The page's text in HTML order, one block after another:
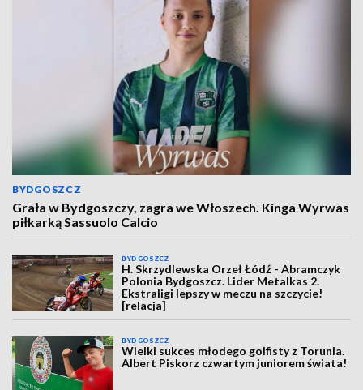
BYDGOSZCZ
Grała w Bydgoszczy, zagra we Włoszech. Kinga Wyrwas
piłkarką Sassuolo Calcio
BYDGOSZCZ
H. Skrzydlewska Orzeł Łódź - Abramczyk
Polonia Bydgoszcz. Lider Metalkas 2.
Ekstraligi lepszy w meczu na szczycie!
[relacja]
BYDGOSZCZ
Wielki sukces młodego golfisty z Torunia.
Albert Piskorz czwartym juniorem świata!